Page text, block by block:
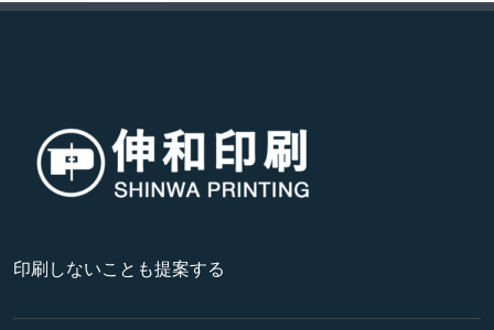
印刷しないことも提案する